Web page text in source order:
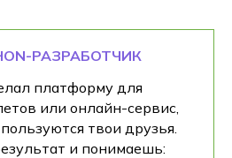
РАЗРАБОТЧИК
платформу для
или онлайн-сервис,
твои друзья.
и понимаешь: